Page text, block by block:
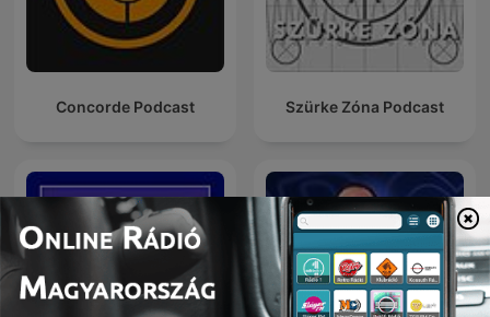
Concorde Podcast Szürke Zóna Podcast